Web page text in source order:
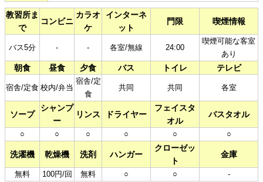
教習所ま
で
コンビニ
カラオ
ケ
インターネ
ット
門限 喫煙情報
バス5分 - - 各室/無線 24:00
喫煙可能な客室
あり
朝食 昼食 夕食 バス トイレ テレビ
宿舎/定食 校内/弁当
宿舎/定
食
共同 共同 各室
ソープ
シャンプ
ー
リンス ドライヤー
フェイスタ
オル
バスタオル
○ ○ ○ ○ ○ ○
洗濯機 乾燥機 洗剤 ハンガー
クローゼッ
ト
金庫
無料 100円/回 無料 ○ ○ -